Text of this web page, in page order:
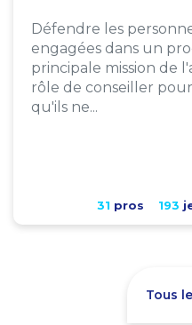
Défendre les
engagées dans un
principale mission de
rôle de conseiller
qu'ils ne...
31 pros 193
Tous